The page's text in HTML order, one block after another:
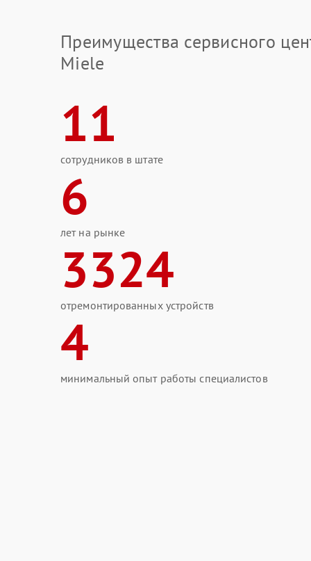
Преимущества сервисного
Miele
11
сотрудников в штате
6
лет на рынке
3324
отремонтированных устройств
4
минимальный опыт работы специалистов